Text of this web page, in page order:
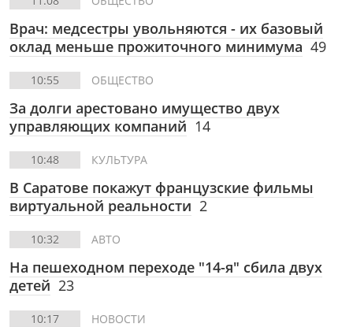
Врач: медсестры увольняются - их базовый
оклад меньше прожиточного минимума 49
10:55 ОБЩЕСТВО
За долги арестовано имущество двух
управляющих компаний 14
10:48 КУЛЬТУРА
В Саратове покажут французские фильмы
виртуальной реальности 2
10:32 АВТО
На пешеходном переходе "14-я" сбила двух
детей 23
10:17 НОВОСТИ